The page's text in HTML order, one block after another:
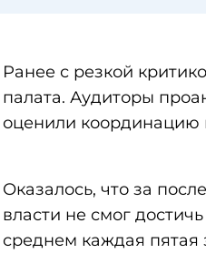
Ранее с резкой
палата. Аудиторы
оценили координацию
Оказалось, что за
власти не смог
среднем каждая пятая